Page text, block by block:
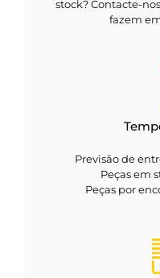
stock? Contacte-
fazem
Previsão de
Peças em
Peças por